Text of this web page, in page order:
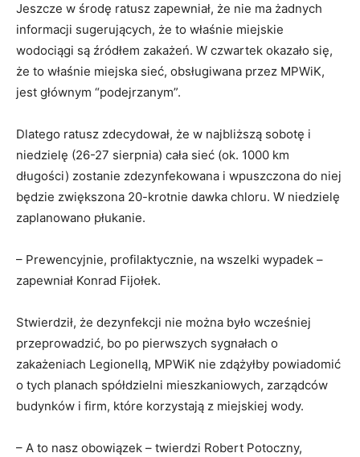
Jeszcze w środę ratusz zapewniał, że nie ma żadnych
informacji sugerujących, że to właśnie miejskie
wodociągi są źródłem zakażeń. W czwartek okazało się,
że to właśnie miejska sieć, obsługiwana przez MPWiK,
jest głównym “podejrzanym”.
Dlatego ratusz zdecydował, że w najbliższą sobotę i
niedzielę (26-27 sierpnia) cała sieć (ok. 1000 km
długości) zostanie zdezynfekowana i wpuszczona do niej
będzie zwiększona 20-krotnie dawka chloru. W niedzielę
zaplanowano płukanie.
– Prewencyjnie, profilaktycznie, na wszelki wypadek –
zapewniał Konrad Fijołek.
Stwierdził, że dezynfekcji nie można było wcześniej
przeprowadzić, bo po pierwszych sygnałach o
zakażeniach Legionellą, MPWiK nie zdążyłby powiadomić
o tych planach spółdzielni mieszkaniowych, zarządców
budynków i firm, które korzystają z miejskiej wody.
– A to nasz obowiązek – twierdzi Robert Potoczny,